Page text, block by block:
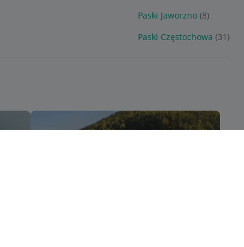
Paski Jaworzno (8)
Paski Częstochowa (31)